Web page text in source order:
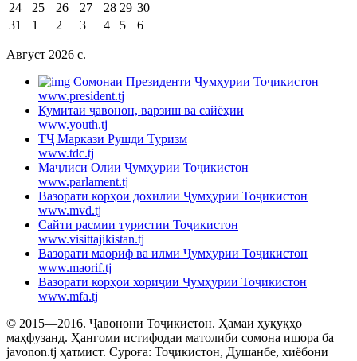
24
25 26 27 28 29 30
31
1 2 3 4 5 6
Август 2026 c.
Cомонаи Президенти Ҷумҳурии Тоҷикистон
www.president.tj
Кумитаи ҷавонон, варзиш ва сайёҳии
www.youth.tj
ТҶ Маркази Рушди Туризм
www.tdc.tj
Маҷлиси Олии Ҷумҳурии Тоҷикистон
www.parlament.tj
Вазорати корҳои дохилии Ҷумҳурии Тоҷикистон
www.mvd.tj
Сайти расмии туристии Тоҷикистон
www.visittajikistan.tj
Вазорати маориф ва илми Ҷумҳурии Тоҷикистон
www.maorif.tj
Вазорати корҳои хориҷии Ҷумҳурии Тоҷикистон
www.mfa.tj
© 2015—2016. Ҷавонони Тоҷикистон. Ҳамаи ҳуқуқҳо
маҳфузанд. Ҳангоми истифодаи матолиби сомона ишора ба
javonon.tj ҳатмист. Суроға: Тоҷикистон, Душанбе, хиёбони